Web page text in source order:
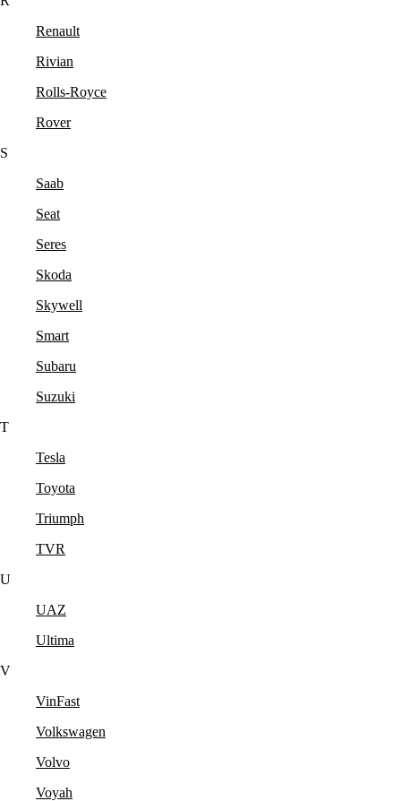
Renault
Rivian
Rolls-Royce
Rover
S
Saab
Seat
Seres
Skoda
Skywell
Smart
Subaru
Suzuki
T
Tesla
Toyota
Triumph
TVR
U
UAZ
Ultima
V
VinFast
Volkswagen
Volvo
Voyah